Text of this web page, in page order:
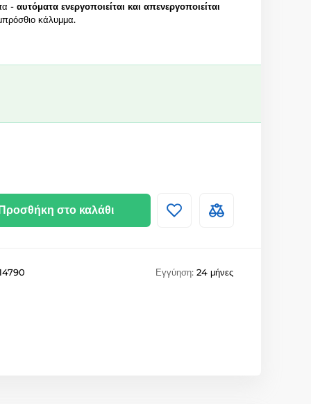
- αυτόματα ενεργοποιείται και απενεργοποιείται
κάλυμμα.
στο καλάθι
Εγγύηση: 24 μήνες